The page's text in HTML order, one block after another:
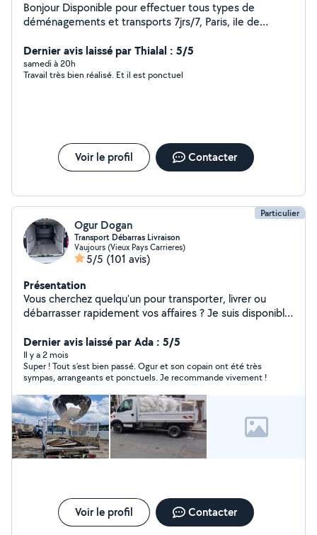
Bonjour Disponible pour effectuer tous types de
déménagements et transports 7jrs/7, Paris, iIe de
meubles, cartons, effets personnels, Électroménagers
Déménagement des appartements, studios, maisons et
débarras des caves pour les encombrants Aide au
Dernier avis laissé par Thialal : 5/5
samedi à 20h
Travail très bien réalisé. Et il est ponctuel
Voir le profil Contacter
Particulier
Ogur Dogan
Transport Débarras Livraison
Vaujours (Vieux Pays Carrieres)
5/5 (101 avis)
Présentation
Vous cherchez quelqu'un pour transporter, livrer ou
débarrasser rapidement vos affaires ? Je suis disponible
Livraison de canapé de cuisine matériaux (bois, sable,
gravier, compost, etc.) Débarras de caves, greniers,
garages, jardins Évacuation déchets verts ou gravats,
vers la déchetterie Aide aux artisans pour transport de
matériel de chantier Service rapide, soigné et
professionnel Disponible 7j/7, horaires flexibles Zone :
Ile-de-france
Dernier avis laissé par Ada : 5/5
Il y a 2 mois
Super ! Tout s’est bien passé. Ogur et son copain ont été très
sympas, arrangeants et ponctuels. Je recommande vivement !
Voir le profil Contacter